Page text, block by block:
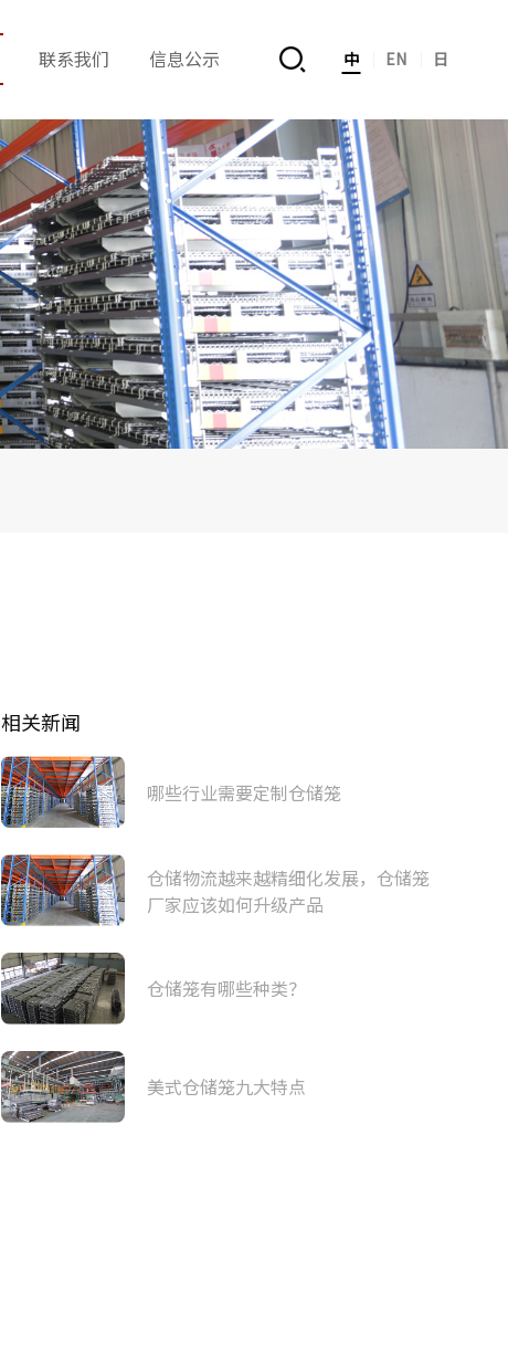
联系我们 信息公示 中 EN 日
相关新闻
哪些行业需要定制仓储笼
仓储物流越来越精细化发展，仓储笼
厂家应该如何升级产品
仓储笼有哪些种类？
美式仓储笼九大特点